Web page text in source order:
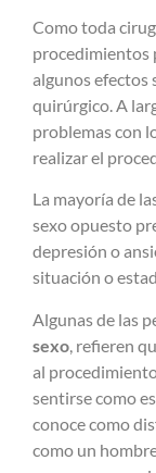
Como toda
procedimientos
algunos efectos
quirúrgico. A
problemas con
realizar el
La mayoría de
sexo opuesto
depresión o
situación o
Algunas de las
sexo , refieren
al
sentirse como
conoce como
como un